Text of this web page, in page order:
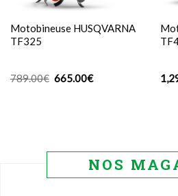
Motobineuse HUSQVARNA
TF325
789.00€ Le
prix
665.00€Le
prix
NOS